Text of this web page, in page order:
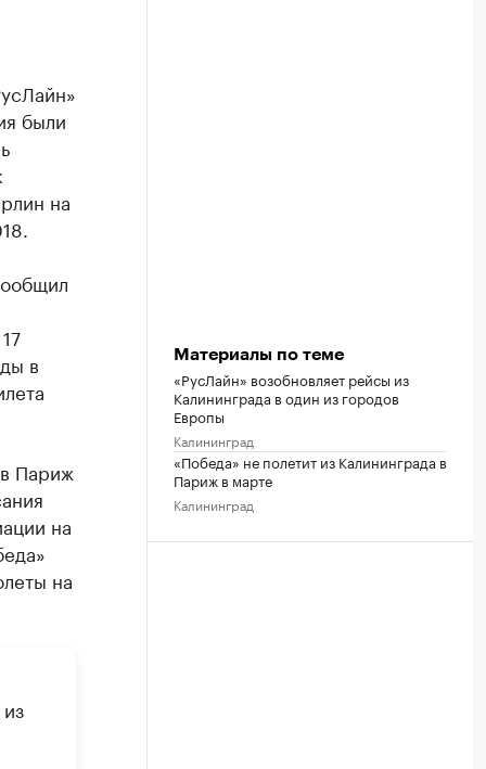
были
на
в
Париж
на
на
Материалы по теме
«РусЛайн» возобновляет рейсы из
Калининграда в один из городов
Европы
Калининград
«Победа» не полетит из Калининграда в
Париж в марте
Калининград